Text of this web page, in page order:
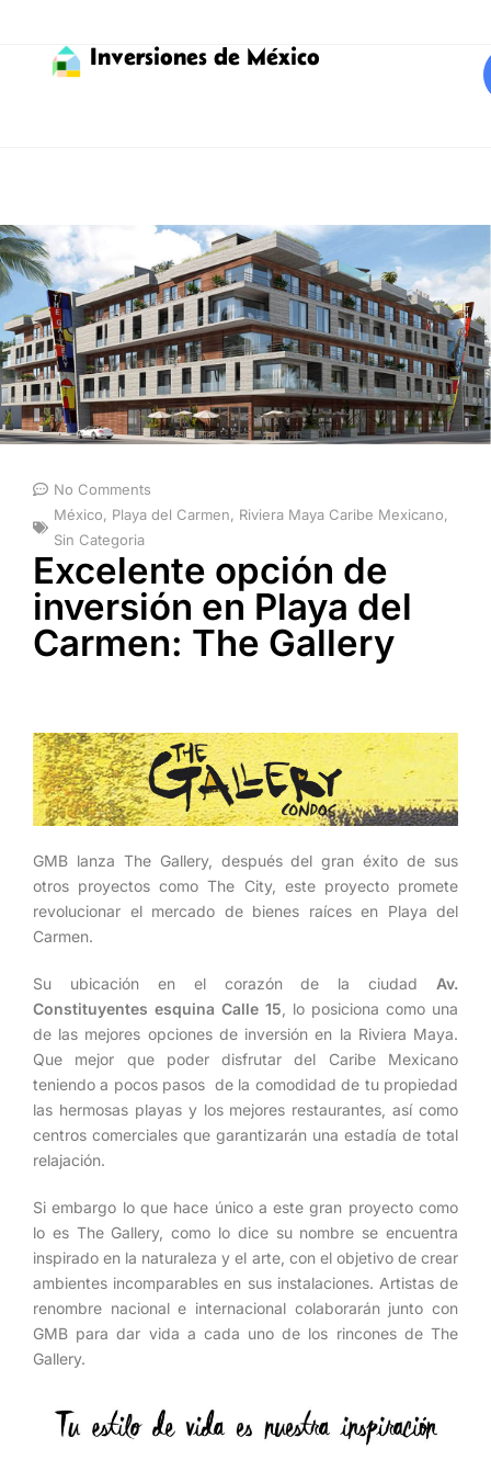
Inversiones de México
No Comments
México, Playa del Carmen, Riviera Maya Caribe Mexicano,
Sin Categoria
Excelente opción de
inversión en Playa del
Carmen: The Gallery
GMB lanza The Gallery, después del gran éxito de sus
otros proyectos como The City, este proyecto promete
revolucionar el mercado de bienes raíces en Playa del
Carmen.
Su ubicación en el corazón de la ciudad Av.
Constituyentes esquina Calle 15 , lo posiciona como una
de las mejores opciones de inversión en la Riviera Maya.
Que mejor que poder disfrutar del Caribe Mexicano
teniendo a pocos pasos de la comodidad de tu propiedad
las hermosas playas y los mejores restaurantes, así como
centros comerciales que garantizarán una estadía de total
relajación.
Si embargo lo que hace único a este gran proyecto como
lo es The Gallery, como lo dice su nombre se encuentra
inspirado en la naturaleza y el arte, con el objetivo de crear
ambientes incomparables en sus instalaciones. Artistas de
renombre nacional e internacional colaborarán junto con
GMB para dar vida a cada uno de los rincones de The
Gallery.